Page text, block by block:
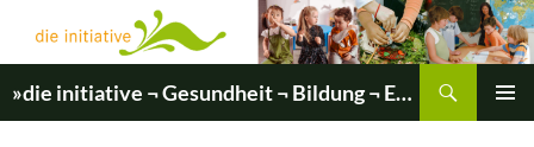
Inhalt
springen
»die initiative ¬ Gesundheit ¬ Bildung ¬ Entwicklung«